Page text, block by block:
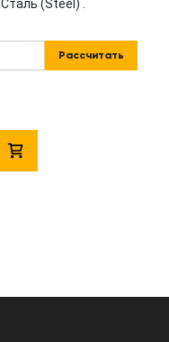
Сталь (Steel) .
Рассчитать